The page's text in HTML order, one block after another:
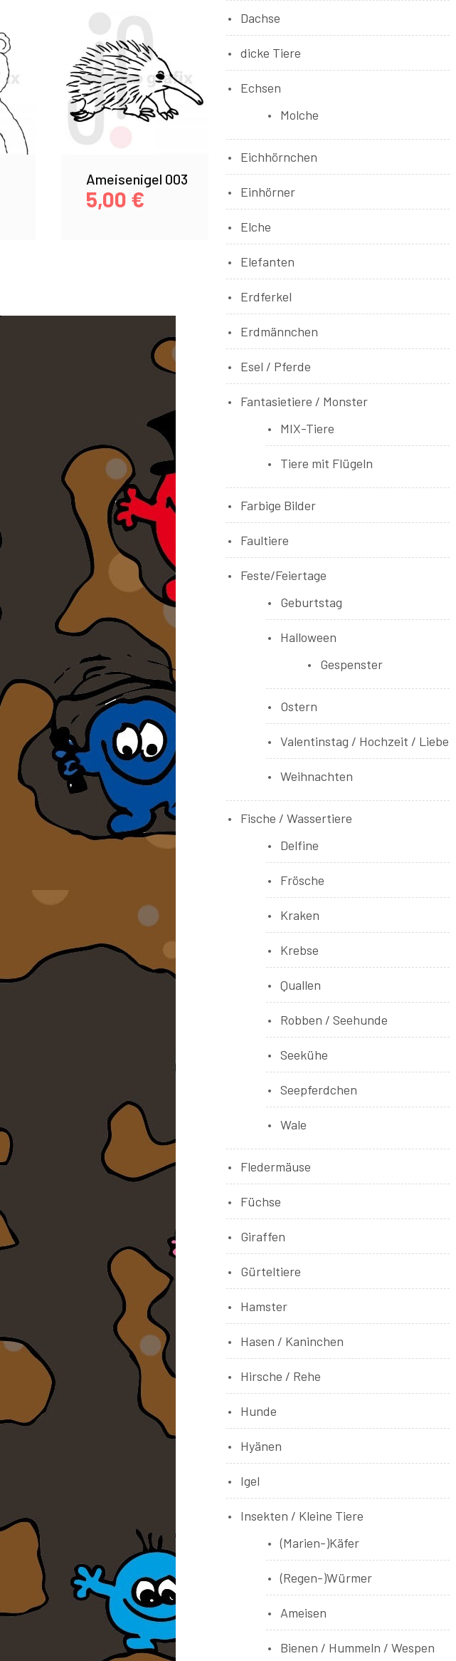
Ameisenigel 003
5,00 €
Dachse
dicke Tiere
Echsen
Molche
Eichhörnchen
Einhörner
Elche
Elefanten
Erdferkel
Erdmännchen
Esel / Pferde
Fantasietiere / Monster
MIX-Tiere
Tiere mit Flügeln
Farbige Bilder
Faultiere
Feste/Feiertage
Geburtstag
Halloween
Gespenster
Ostern
Valentinstag / Hochzeit / Liebe
Weihnachten
Fische / Wassertiere
Delfine
Frösche
Kraken
Krebse
Quallen
Robben / Seehunde
Seekühe
Seepferdchen
Wale
Fledermäuse
Füchse
Giraffen
Gürteltiere
Hamster
Hasen / Kaninchen
Hirsche / Rehe
Hunde
Hyänen
Igel
Insekten / Kleine Tiere
(Marien-)Käfer
(Regen-)Würmer
Ameisen
Bienen / Hummeln / Wespen